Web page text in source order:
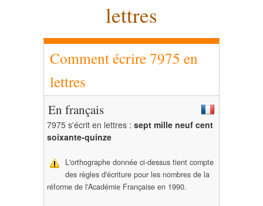
lettres
Comment écrire 7975 en
lettres
En français
7975 s'écrit en lettres : sept mille neuf cent
soixante-quinze
L'orthographe donnée ci-dessus tient compte
des règles d'écriture pour les nombres de la
réforme de l'Académie Française en 1990.